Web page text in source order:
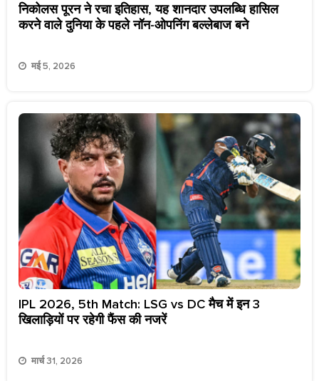
निकोलस पूरन ने रचा इतिहास, यह शानदार उपलब्धि हासिल
करने वाले दुनिया के पहले नॉन-ओपनिंग बल्लेबाज बने
मई 5, 2026
IPL 2026, 5th Match: LSG vs DC मैच में इन 3
खिलाड़ियों पर रहेगी फैंस की नजरें
मार्च 31, 2026